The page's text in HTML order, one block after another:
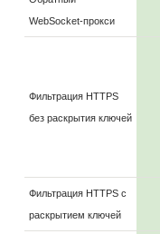
WebSocket-прокси
Фильтрация HTTPS
без раскрытия ключей
Фильтрация HTTPS c
раскрытием ключей